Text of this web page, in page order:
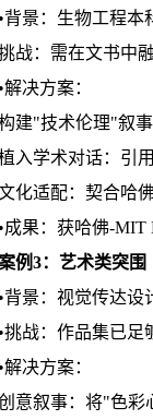
•背景：生物工程
战：需在文书中
•解决方案：
建"技术伦理"叙
入学术对话：引
化适配：契合哈
•成果：获哈佛-
例3：艺术类突围
•背景：视觉传达
•挑战：作品集已
•解决方案：
意叙事：将"色彩